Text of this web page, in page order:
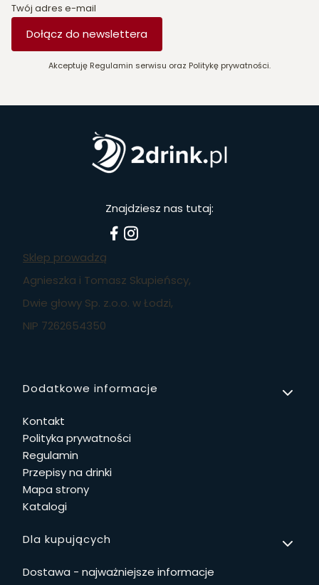
Twój adres e-mail
Dołącz do newslettera
Akceptuję Regulamin serwisu oraz Politykę prywatności.
Znajdziesz nas tutaj:
Sklep prowadzą
Agnieszka i Tomasz Skupieńscy,
Dwie głowy Sp. z.o.o. w Łodzi,
NIP 7262654350
Linki w stopce
Dodatkowe informacje
Kontakt
Polityka prywatności
Regulamin
Przepisy na drinki
Mapa strony
Katalogi
Dla kupujących
Dostawa - najważniejsze informacje